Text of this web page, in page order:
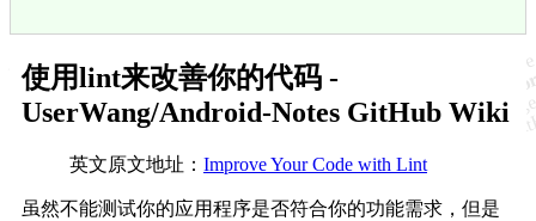
使用lint来改善你的代码 -
UserWang/Android-Notes GitHub Wiki
英文原文地址： Improve Your Code with Lint
虽然不能测试你的应用程序是否符合你的功能需求，但是